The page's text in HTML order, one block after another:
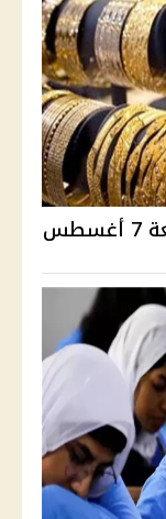
سعر الذهب في مصر اليوم الجمعة 7 أغسطس